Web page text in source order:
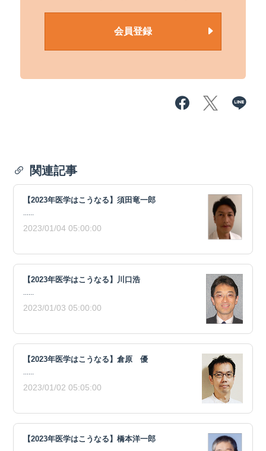
会員登録
関連記事
【2023年医学はこうなる】須田竜一郎
2023/01/04 05:00:00
【2023年医学はこうなる】川口浩
2023/01/03 05:00:00
【2023年医学はこうなる】倉原 優
2023/01/02 05:05:00
【2023年医学はこうなる】橋本洋一郎